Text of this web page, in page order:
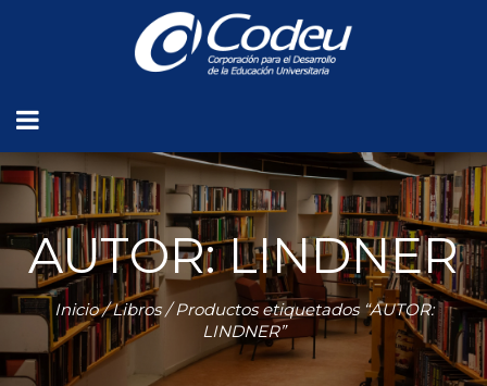
AUTOR: LINDNER
Inicio/Libros/ Productos etiquetados “AUTOR:
LINDNER”